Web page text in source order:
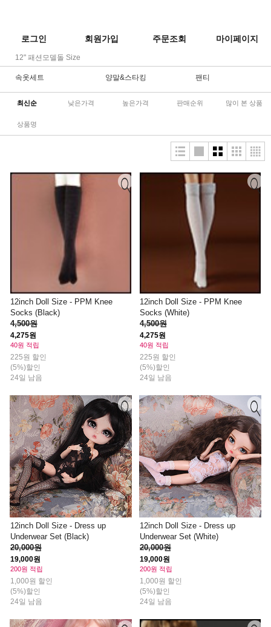
로그인 회원가입 주문조회 마이페이지
12" 패션모델돌 Size
속옷세트 양말&스타킹 팬티
최신순 낮은가격 높은가격 판매순위 많이 본 상품
상품명
12inch Doll Size - PPM Knee
Socks (Black)
4,500원
4,275원
40원 적립
225원 할인
(5%)할인
24일 남음
12inch Doll Size - PPM Knee
Socks (White)
4,500원
4,275원
40원 적립
225원 할인
(5%)할인
24일 남음
12inch Doll Size - Dress up
Underwear Set (Black)
20,000원
19,000원
200원 적립
1,000원 할인
(5%)할인
24일 남음
12inch Doll Size - Dress up
Underwear Set (White)
20,000원
19,000원
200원 적립
1,000원 할인
(5%)할인
24일 남음